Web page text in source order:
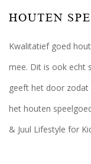
HOUTEN
Kwalitatief goed
mee. Dit is ook echt
geeft het door zodat
het houten
& Juul Lifestyle for